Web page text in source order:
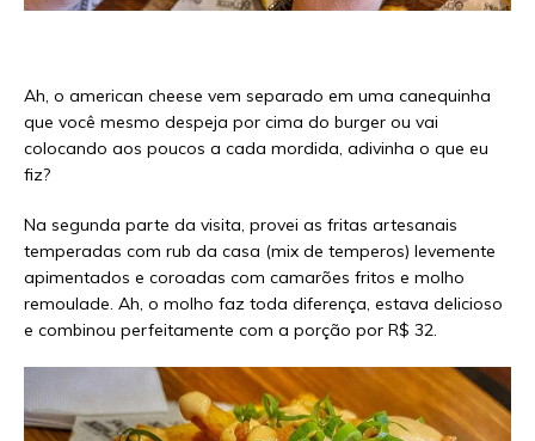
Ah, o american cheese vem separado em uma canequinha
que você mesmo despeja por cima do burger ou vai
colocando aos poucos a cada mordida, adivinha o que eu
fiz?
Na segunda parte da visita, provei as fritas artesanais
temperadas com rub da casa (mix de temperos) levemente
apimentados e coroadas com camarões fritos e molho
remoulade. Ah, o molho faz toda diferença, estava delicioso
e combinou perfeitamente com a porção por R$ 32.